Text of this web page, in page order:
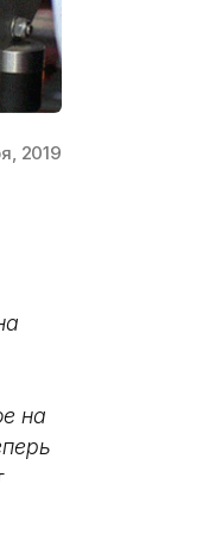
2019
на